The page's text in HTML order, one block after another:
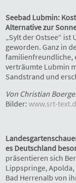
Seebad Lubmin:
Alternative zur
„Sylt der Ostsee“ ist
geworden. Ganz in
familienfreundliche,
verträumte Lubmin
Sandstrand und
Von Christian
Bilder:www.srt-
es Deutschland
präsentieren sich
Lippspringe,
Bad Herrenalb von